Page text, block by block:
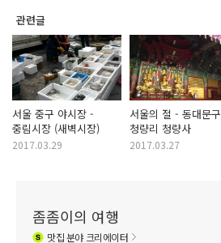
관련글
서울 중구 야시장 -
중림시장 (새벽시장)
2017.03.29
서울의 절 - 동대문구
청량리 청량사
2017.03.27
좀좀이의 여행
맛집분야 크리에이터